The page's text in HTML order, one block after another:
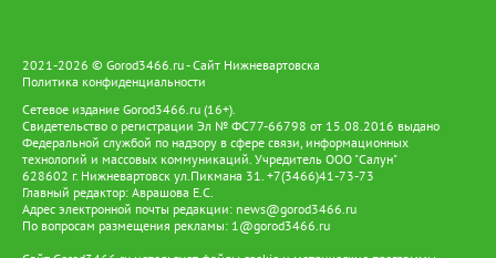
2021-2026 © Gorod3466.ru - Сайт Нижневартовска
Политика конфиденциальности
Сетевое издание Gorod3466.ru (16+).
Свидетельство о регистрации Эл № ФС77-66798 от 15.08.2016 выдано
Федеральной службой по надзору в сфере связи, информационных
технологий и массовых коммуникаций. Учредитель ООО "Салун"
628602 г. Нижневартовск ул.Пикмана 31. +7(3466)41-73-73
Главный редактор: Аврашова Е.С.
Адрес электронной почты редакции: news@gorod3466.ru
По вопросам размещения рекламы: 1@gorod3466.ru